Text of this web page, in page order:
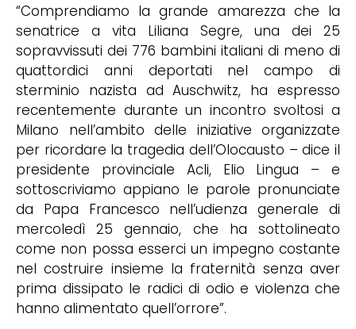
“Comprendiamo la grande amarezza che la
senatrice a vita Liliana Segre, una dei 25
sopravvissuti dei 776 bambini italiani di meno di
quattordici anni deportati nel campo di
sterminio nazista ad Auschwitz, ha espresso
recentemente durante un incontro svoltosi a
Milano nell’ambito delle iniziative organizzate
per ricordare la tragedia dell’Olocausto – dice il
presidente provinciale Acli, Elio Lingua – e
sottoscriviamo appiano le parole pronunciate
da Papa Francesco nell’udienza generale di
mercoledì 25 gennaio, che ha sottolineato
come non possa esserci un impegno costante
nel costruire insieme la fraternità senza aver
prima dissipato le radici di odio e violenza che
hanno alimentato quell’orrore”.